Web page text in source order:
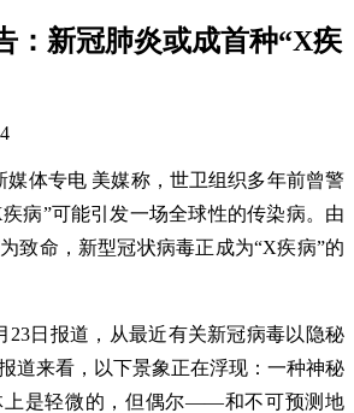
：新冠肺炎或成首种“X疾
媒体专电 美媒称，世卫组织多年前曾警
病”可能引发一场全球性的传染病。由
致命，新型冠状病毒正成为“X疾病”的
23日报道，从最近有关新冠病毒以隐秘
道来看，以下景象正在浮现：一种神秘
上是轻微的，但偶尔——和不可预测地